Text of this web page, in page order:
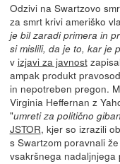
Odzivi na Swartzovo
za smrt krivi ameriško
je bil zaradi primera in
si mislili, da je to, kar je
v izjavi za javnost
ampak produkt
in nepotreben pregon.
Virginia Heffernan z
"umreti za politično
JSTOR, kjer so izrazili
s Swartzom poravnali
vsakršnega nadaljnjega